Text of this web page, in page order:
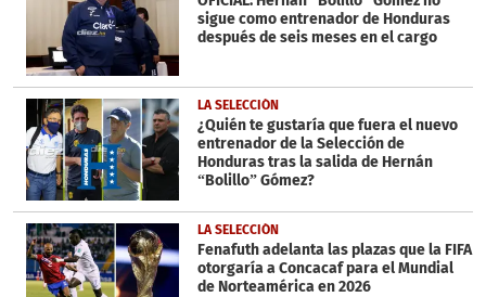
seconds
sigue como entrenador de Honduras
después de seis meses en el cargo
LA SELECCIÓN
¿Quién te gustaría que fuera el nuevo
entrenador de la Selección de
Honduras tras la salida de Hernán
“Bolillo” Gómez?
LA SELECCIÓN
Fenafuth adelanta las plazas que la FIFA
otorgaría a Concacaf para el Mundial
de Norteamérica en 2026